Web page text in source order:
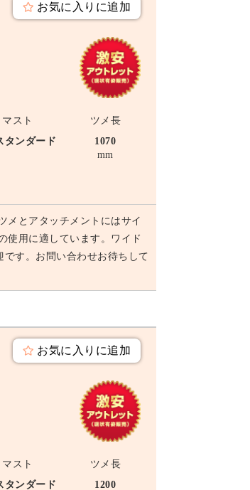
お気に入りに追加
マスト
ツメ長
タンダード
1070
mm
メとアタッチメントにはサイ
使用に適しています。ワイド
す。お問い合わせお待ちして
お気に入りに追加
マスト
ツメ長
タンダード
1200